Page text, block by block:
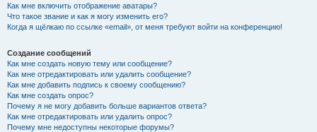
Как мне включить отображение аватары?
Что такое звание и как я могу изменить его?
Когда я щёлкаю по ссылке «email», от меня требуют войти на конференцию!
Создание сообщений
Как мне создать новую тему или сообщение?
Как мне отредактировать или удалить сообщение?
Как мне добавить подпись к своему сообщению?
Как мне создать опрос?
Почему я не могу добавить больше вариантов ответа?
Как мне отредактировать или удалить опрос?
Почему мне недоступны некоторые форумы?